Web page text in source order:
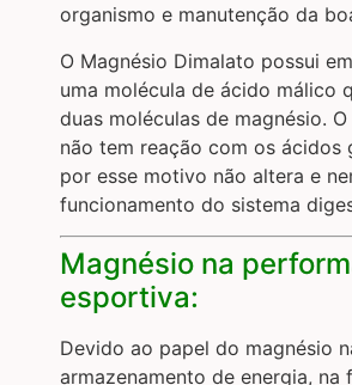
organismo e manutenção da
O Magnésio Dimalato possui
uma molécula de ácido málico
duas moléculas de magnésio.
não tem reação com os ácidos
por esse motivo não altera e
funcionamento do sistema
Magnésio na
esportiva:
Devido ao papel do magnésio
armazenamento de energia, na